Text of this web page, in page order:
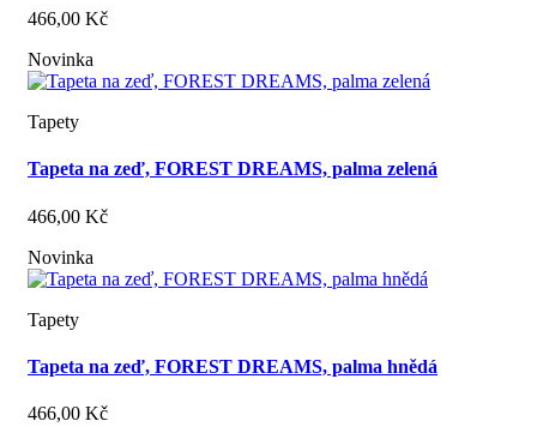
466,00 Kč
Novinka
Tapety
Tapeta na zeď, FOREST DREAMS, palma zelená
466,00 Kč
Novinka
Tapety
Tapeta na zeď, FOREST DREAMS, palma hnědá
466,00 Kč